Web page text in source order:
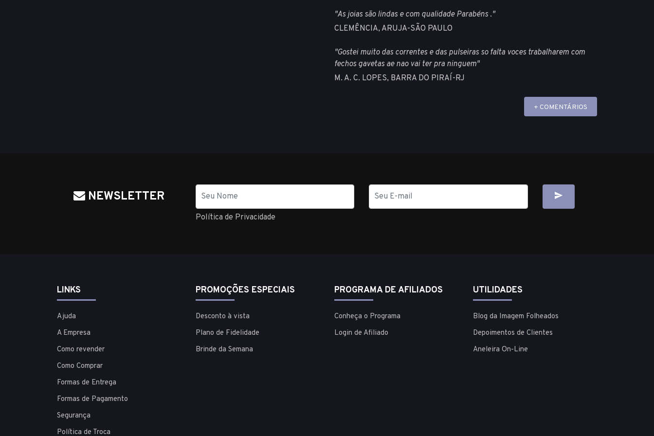
"As joias são lindas e com qualidade Parabéns ."
CLEMÊNCIA, ARUJA-SÃO PAULO
"Gostei muito das correntes e das pulseiras so falta voces trabalharem com
fechos gavetas ae nao vai ter pra ninguem"
M. A. C. LOPES, BARRA DO PIRAÍ-RJ
+ COMENTÁRIOS
NEWSLETTER Nome
E-
mail
Política de Privacidade
LINKS
Ajuda
A Empresa
Como revender
Como Comprar
Formas de Entrega
Formas de Pagamento
Segurança
Política de Troca
PROMOÇÕES ESPECIAIS
Desconto à vista
Plano de Fidelidade
Brinde da Semana
PROGRAMA DE AFILIADOS
Conheça o Programa
Login de Afiliado
UTILIDADES
Blog da Imagem Folheados
Depoimentos de Clientes
Aneleira On-Line